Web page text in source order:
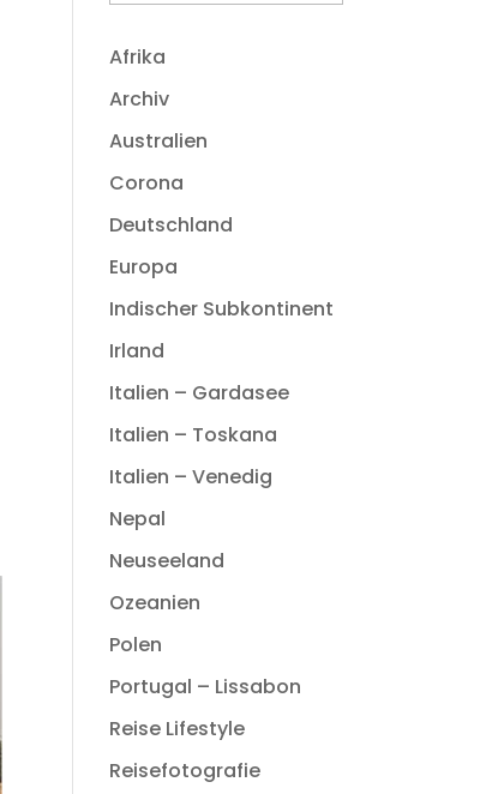
Afrika
Archiv
Australien
Corona
Deutschland
Europa
Indischer Subkontinent
Irland
Italien – Gardasee
Italien – Toskana
Italien – Venedig
Nepal
Neuseeland
Ozeanien
Polen
Portugal – Lissabon
Reise Lifestyle
Reisefotografie